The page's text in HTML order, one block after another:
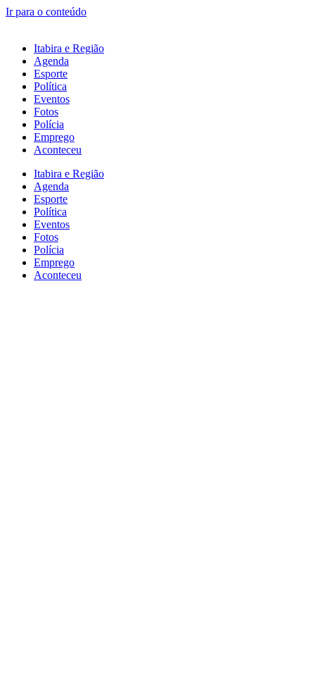
Ir para o conteúdo
Itabira e Região
Agenda
Esporte
Política
Eventos
Fotos
Polícia
Emprego
Aconteceu
Itabira e Região
Agenda
Esporte
Política
Eventos
Fotos
Polícia
Emprego
Aconteceu